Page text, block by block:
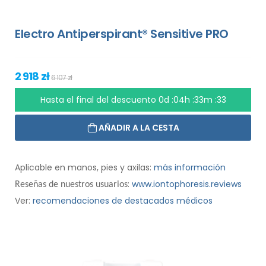
Electro Antiperspirant® Sensitive PRO
2 918 zł6 107 zł
Hasta el final del descuento 0d :04h :33m :32
AÑADIR A LA CESTA
Aplicable en manos, pies y axilas: más información
Reseñas de nuestros usuarios: www.iontophoresis.reviews
Ver: recomendaciones de destacados médicos